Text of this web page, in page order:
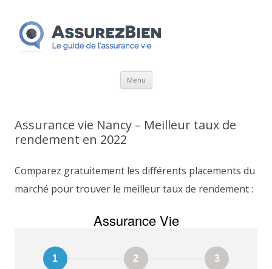
Menu Aller
Assurance vie Nancy – Meilleur taux de
rendement en 2022
Comparez gratuitement les différents placements du
marché pour trouver le meilleur taux de rendement :